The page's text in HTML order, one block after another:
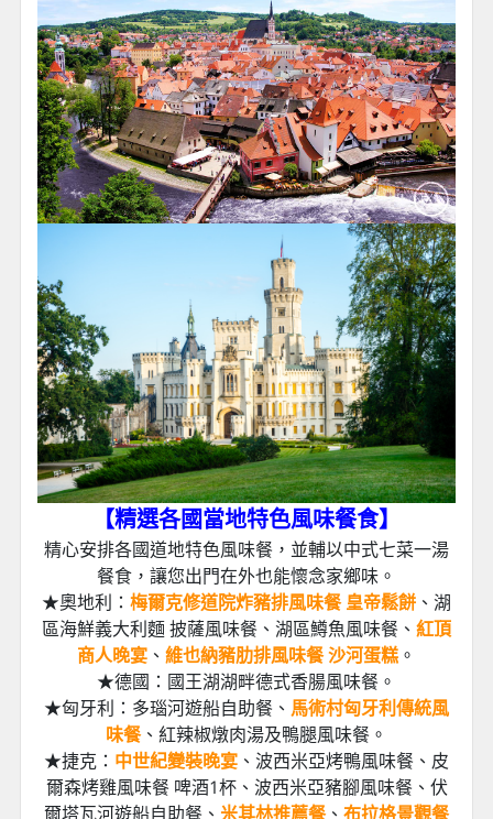
【精選各國當地特色風味餐食】
精心安排各國道地特色風味餐，並輔以中式七菜一湯
餐食，讓您出門在外也能懷念家鄉味。
★奧地利： 梅爾克修道院炸豬排風味餐 皇帝鬆餅 、湖
區海鮮義大利麵 披薩風味餐、湖區鱒魚風味餐、 紅頂
商人晚宴 、 維也納豬肋排風味餐 沙河蛋糕 。
★德國：國王湖湖畔德式香腸風味餐。
★匈牙利：多瑙河遊船自助餐、 馬術村匈牙利傳統風
味餐、紅辣椒燉肉湯及鴨腿風味餐。
★捷克： 中世紀變裝晚宴 、波西米亞烤鴨風味餐、皮
爾森烤雞風味餐 啤酒1杯、波西米亞豬腳風味餐、伏
爾塔瓦河遊船自助餐、 米其林推薦餐、 布拉格景觀餐